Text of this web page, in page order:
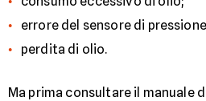
errore del sensore di
perdita di olio.
Ma prima consultare il manuale